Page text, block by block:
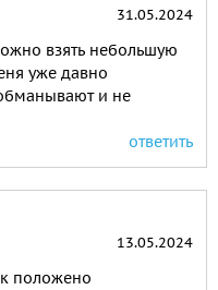
31.05.2024
взять небольшую
уже давно
и не
ответить
13.05.2024
положено